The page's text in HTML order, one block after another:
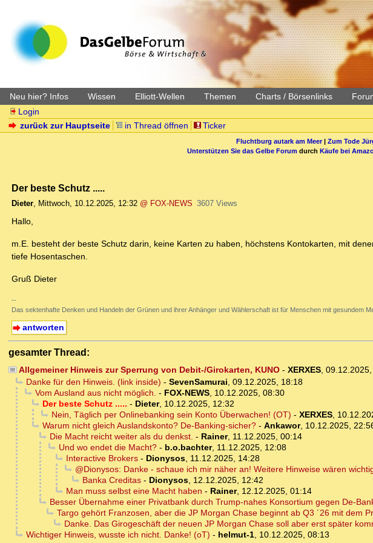
Neu hier? Infos Wissen Elliott-Wellen Themen Charts / Börsenlinks
Login
zurück zur Hauptseite
in Thread öffnen Ticker
Fluchtburg autark am Meer| Zum Tode
Unterstützen Sie das Gelbe Forum durch Käufe bei
Der beste Schutz .....
Dieter, Mittwoch, 10.12.2025, 12:32 @ FOX-NEWS 3607 Views
Hallo,
m.E. besteht der beste Schutz darin, keine Karten zu haben, höchstens Kontokarten, mit
tiefe Hosentaschen.
Gruß Dieter
--
Das sektenhafte Denken und Handeln der Grünen und ihrer Anhänger und Wählerschaft ist für Menschen mit gesundem
antworten
gesamter Thread:
Allgemeiner Hinweis zur Sperrung von Debit-/Girokarten, KUNO- XERXES,
Danke für den Hinweis. (link inside) - SevenSamurai, 09.12.2025, 18:18
Vom Ausland aus nicht möglich. - FOX-NEWS, 10.12.2025, 08:30
Der beste Schutz ..... - Dieter, 10.12.2025, 12:32
Nein, Täglich per Onlinebanking sein Konto Überwachen! (OT) - XERXES,
Warum nicht gleich Auslandskonto? De-Banking-sicher?- Ankawor, 10.12.2025,
Die Macht reicht weiter als du denkst. - Rainer, 11.12.2025, 00:14
Und wo endet die Macht?- b.o.bachter, 11.12.2025, 12:08
Interactive Brokers- Dionysos, 11.12.2025, 14:28
@Dionysos: Danke - schaue ich mir näher an! Weitere Hinweise wären
Banka Creditas- Dionysos, 12.12.2025, 12:42
Man muss selbst eine Macht haben - Rainer, 12.12.2025, 01:14
Besser Übernahme einer Privatbank durch Trump-nahes Konsortium gegen De-
Targo gehört Franzosen, aber die JP Morgan Chase beginnt ab Q3 ´26 mit dem
Danke. Das Girogeschäft der neuen JP Morgan Chase soll aber erst später
Wichtiger Hinweis, wusste ich nicht. Danke! (oT) - helmut-1, 10.12.2025, 08:13